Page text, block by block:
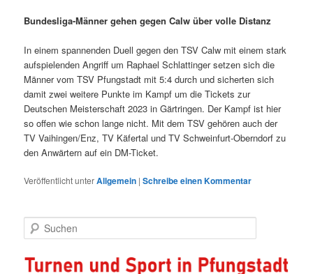
Bundesliga-Männer gehen gegen Calw über volle Distanz
In einem spannenden Duell gegen den TSV Calw mit einem stark
aufspielenden Angriff um Raphael Schlattinger setzen sich die
Männer vom TSV Pfungstadt mit 5:4 durch und sicherten sich
damit zwei weitere Punkte im Kampf um die Tickets zur
Deutschen Meisterschaft 2023 in Gärtringen. Der Kampf ist hier
so offen wie schon lange nicht. Mit dem TSV gehören auch der
TV Vaihingen/Enz, TV Käfertal und TV Schweinfurt-Oberndorf zu
den Anwärtern auf ein DM-Ticket.
Veröffentlicht unterAllgemein |Schreibe einen Kommentar
u
h